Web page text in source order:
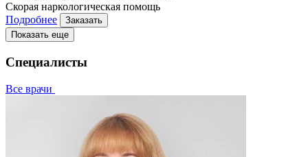
Скорая наркологическая помощь
Подробнее
Заказать
Показать еще
Специалисты
Все врачи